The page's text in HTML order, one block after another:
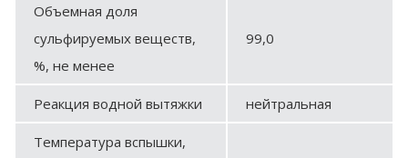
Объемная доля
сульфируемых веществ,
%, не менее
99,0
Реакция водной вытяжки нейтральная
Температура вспышки,